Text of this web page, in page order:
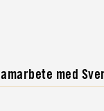
med